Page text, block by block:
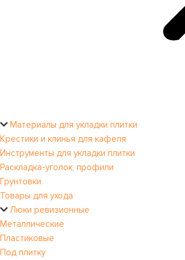
Материалы для укладки плитки
Крестики и клинья для кафеля
Инструменты для укладки плитки
Раскладка-уголок, профили
Грунтовки
Товары для ухода
Люки ревизионные
Металлические
Пластиковые
Под плитку